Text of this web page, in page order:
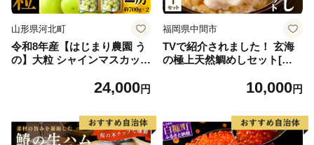
山形県河北町
令和8年産【はじまり農園 う
の】大粒 シャインマスカット
河北町産 【河北町観光物産協
24,000円
福岡県中間市
TVで紹介されました！ 玄海
の極上天然鯛めしセット[鯛
だし]【010-0001】10,000円